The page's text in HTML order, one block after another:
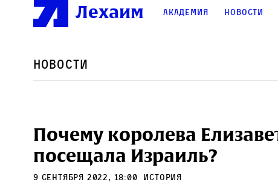
Лехаим Академия Новости
Новости
Почему королева
посещала Израиль?
9 сентября 2022, 18:00 История